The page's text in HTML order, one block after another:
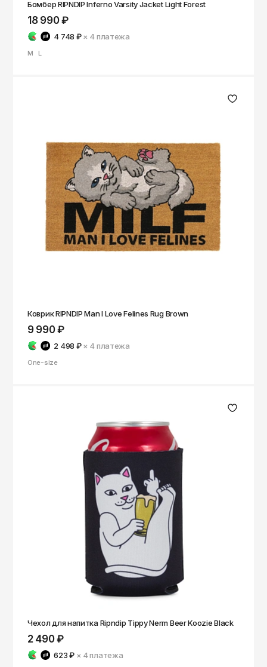
Бомбер RIPNDIP Inferno Varsity Jacket Light Forest
18 990 ₽
4 748 ₽ × 4платежа
M L
Коврик RIPNDIP Man I Love Felines Rug Brown
9 990 ₽
2 498 ₽ × 4платежа
One-size
Чехол для напитка Ripndip Tippy Nerm Beer Koozie Black
2 490 ₽
623 ₽ × 4платежа